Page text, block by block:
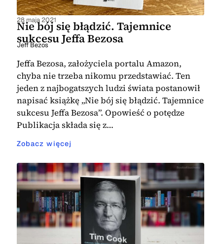
28 maja 2021
Nie bój się błądzić. Tajemnice
sukcesu Jeffa Bezosa
Jeff Bezos
Jeffa Bezosa, założyciela portalu Amazon,
chyba nie trzeba nikomu przedstawiać. Ten
jeden z najbogatszych ludzi świata postanowił
napisać książkę „Nie bój się błądzić. Tajemnice
sukcesu Jeffa Bezosa”. Opowieść o potędze
Publikacja składa się z…
Zobacz więcej